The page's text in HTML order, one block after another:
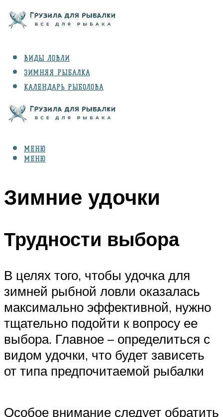
ВИДЫ ЛОВЛИ
ЗИМНЯЯ РЫБАЛКА
КАЛЕНДАРЬ РЫБОЛОВА
СНАРЯЖЕНИЕ
МЕНЮ
МЕНЮ
Зимние удочки
Трудности выбора
В целях того, чтобы удочка для
зимней рыбной ловли оказалась
максимально эффективной, нужно
тщательно подойти к вопросу ее
выбора. Главное – определиться с
видом удочки, что будет зависеть
от типа предпочитаемой рыбалки
Особое внимание следует обратить